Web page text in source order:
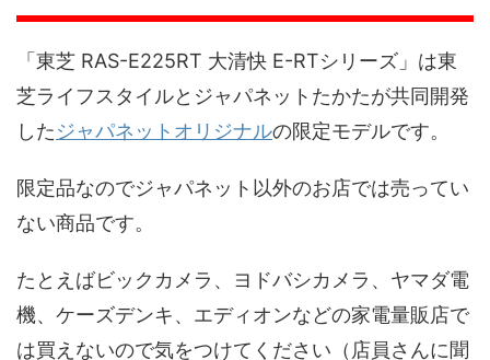
「東芝 RAS-E225RT 大清快 E-RTシリーズ」は東
芝ライフスタイルとジャパネットたかたが共同開発
したジャパネットオリジナルの限定モデルです。
限定品なのでジャパネット以外のお店では売ってい
ない商品です。
たとえばビックカメラ、ヨドバシカメラ、ヤマダ電
機、ケーズデンキ、エディオンなどの家電量販店で
は買えないので気をつけてください（店員さんに聞